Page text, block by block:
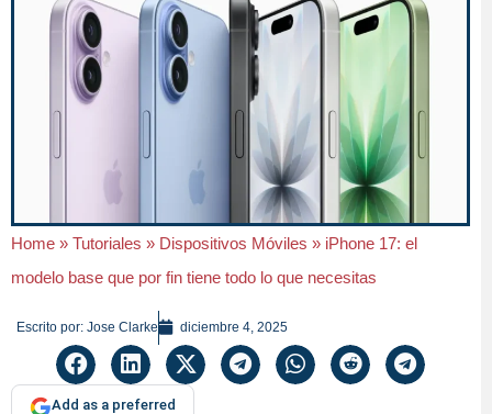
Home » Tutoriales » Dispositivos Móviles » iPhone 17: el
modelo base que por fin tiene todo lo que necesitas
Escrito por: Jose Clarke diciembre 4, 2025
Add as a preferred